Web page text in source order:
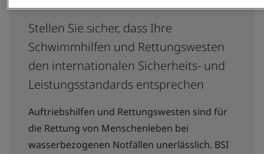
Stellen Sie sicher, dass Ihre
Schwimmhilfen und Rettungswesten
den internationalen Sicherheits- und
Leistungsstandards entsprechen
Auftriebshilfen und Rettungswesten sind für
die Rettung von Menschenleben bei
wasserbezogenen Notfällen unerlässlich. BSI